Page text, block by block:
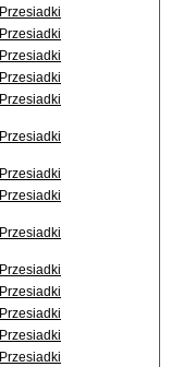
Przesiadki
Przesiadki
Przesiadki
Przesiadki
Przesiadki
Przesiadki
Przesiadki
Przesiadki
Przesiadki
Przesiadki
Przesiadki
Przesiadki
Przesiadki
Przesiadki